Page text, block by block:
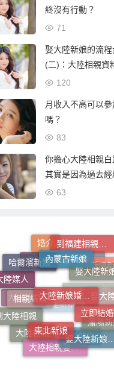
終沒有行動？
71
娶大陸新娘的流程
(二)：大陸相親資
與報名確認！
120
月收入不高可以
嗎？
83
你擔心大陸相親白
其實是因為過去
的；現在有更好選
63
娶大陸新娘的流程步驟
想結婚
婚介
新疆
到大
福建新娘
大連新娘
陸媒人
哈爾濱新娘
內蒙古新娘
瀋陽
大陸新娘仲介
大陸相親
大陸相親
相親結婚
大陸新娘婚姻媒合
立即結婚
大陸相親娶大陸新娘
東北新娘